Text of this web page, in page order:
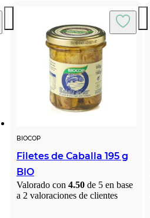
BIOCOP
Filetes de Caballa 195 g
BIO
Valorado con 4.50 de 5 en base
a 2 valoraciones de clientes